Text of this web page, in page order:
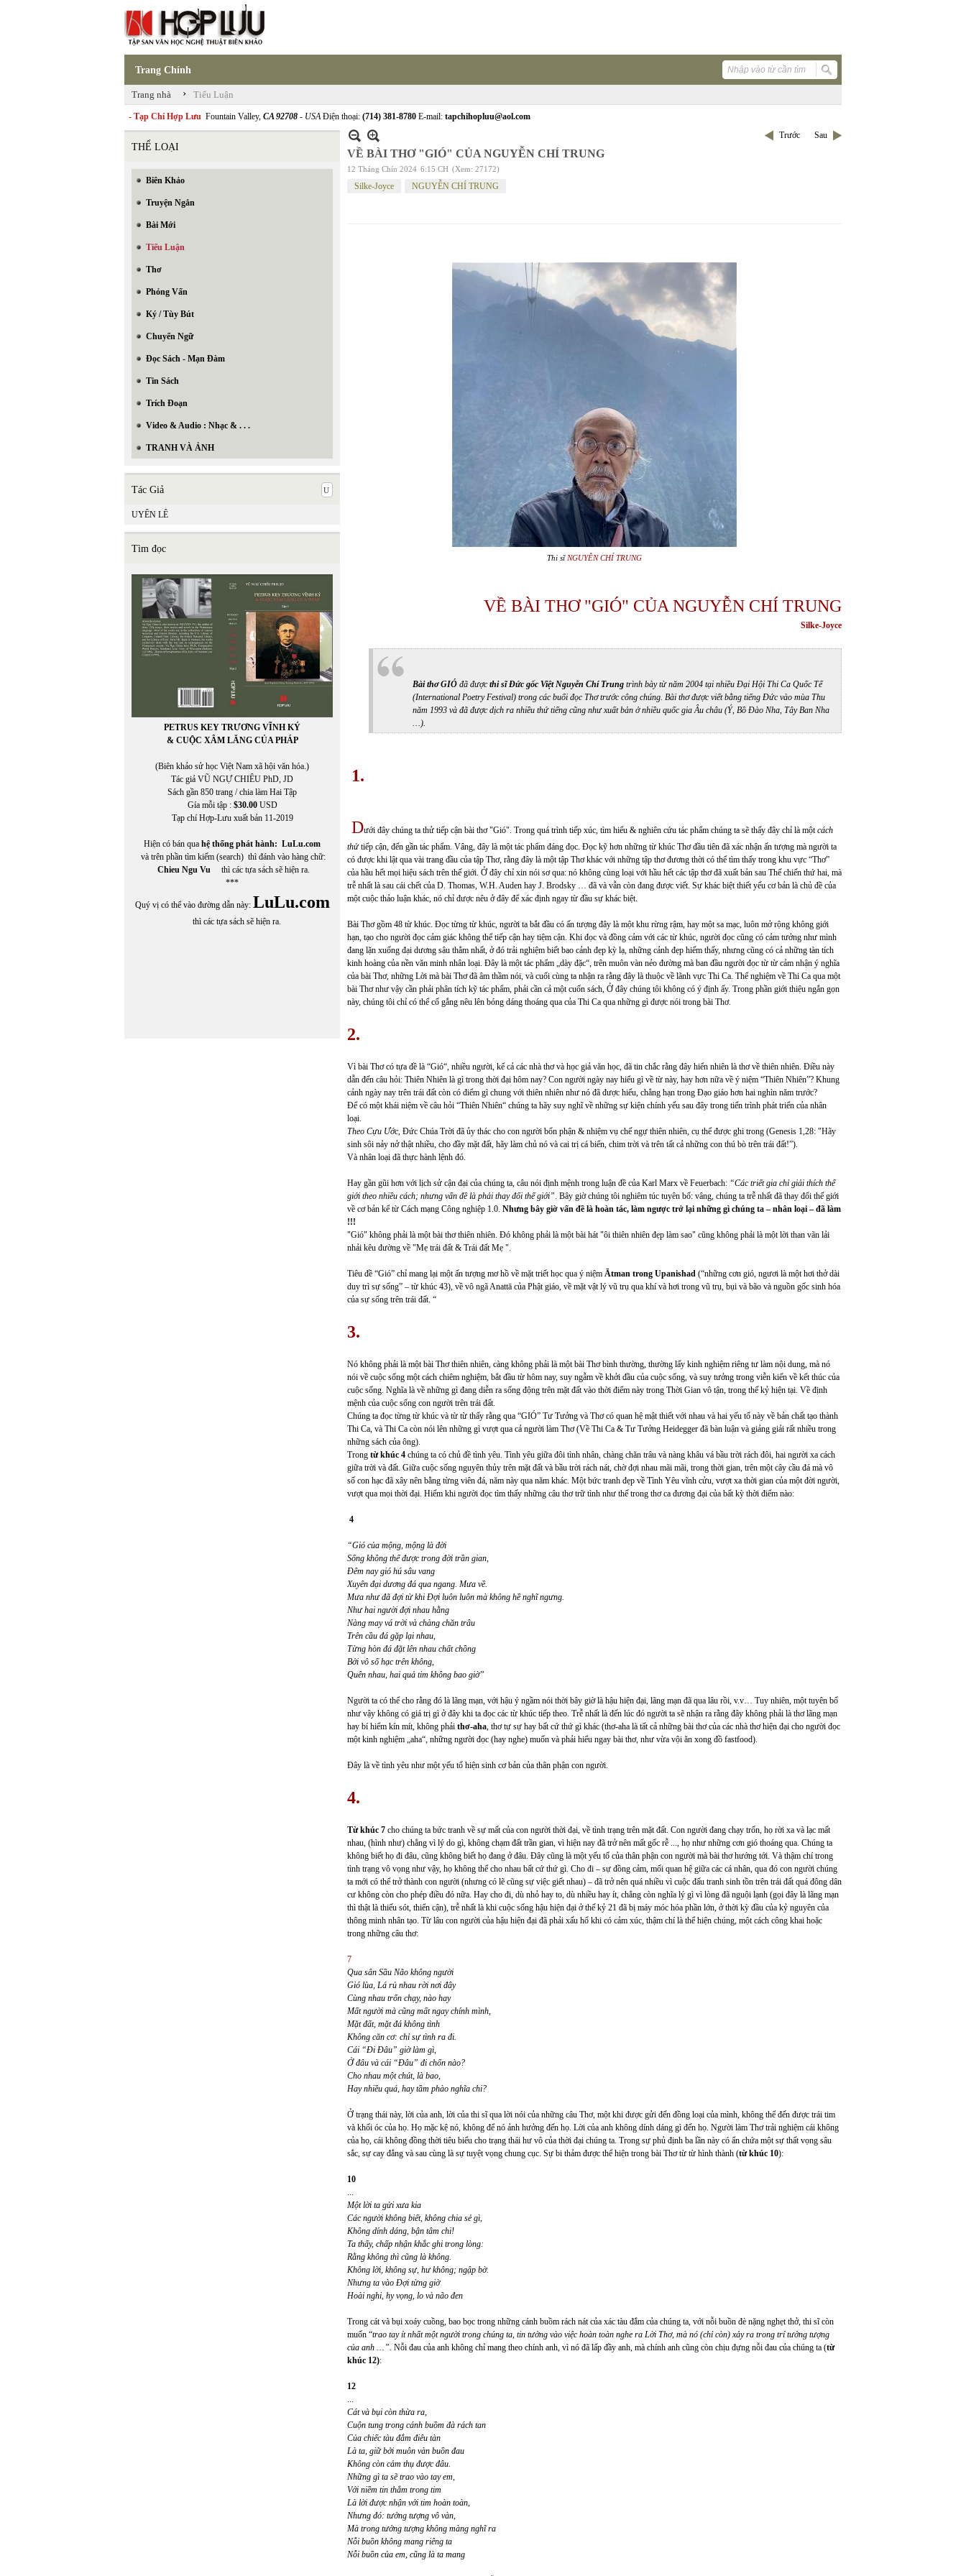
Trang Chính
Trang nhà › Tiểu Luận
- Tạp Chí Hợp Lưu Fountain Valley, CA 92708 - USAĐiện thoại: (714) 381-8780 E-mail: tapchihopluu@aol.com
THỂ LOẠI
Biên Khảo
Truyện Ngắn
Bài Mới
Tiểu Luận
Thơ
Phỏng Vấn
Ký / Tùy Bút
Chuyển Ngữ
Đọc Sách - Mạn Đàm
Tin Sách
Trích Đoạn
Video & Audio : Nhạc & . . .
TRANH VÀ ẢNH
Tác Giả
UYÊN LÊ
Tìm đọc
PETRUS KEY TRƯƠNG VĨNH KÝ
& CUỘC XÂM LĂNG CỦA PHÁP
(Biên khảo sử học Việt Nam xã hội văn hóa.)
Tác giả VŨ NGỰ CHIÊU PhD, JD
Sách gần 850 trang / chia làm Hai Tập
Gía mỗi tập : $30.00USD
Tạp chí Hợp-Lưu xuất bản 11-2019
Hiện có bán qua hệ thống phát hành: LuLu.com
và trên phần tìm kiếm (search) thì đánh vào hàng chữ:
Chieu Ngu Vu thì các tựa sách sẽ hiện ra.
***
Quý vị có thể vào đường dẫn này: LuLu.com
thì các tựa sách sẽ hiện ra.
Trước Sau
VỀ BÀI THƠ "GIÓ" CỦA NGUYỄN CHÍ TRUNG
12 Tháng Chín 2024 6:15 CH (Xem: 27172)
Silke-Joyce NGUYỄN CHÍ TRUNG
Thi sĩ NGUYỄN CHÍ TRUNG
VỀ BÀI THƠ "GIÓ" CỦA NGUYỄN CHÍ TRUNG
Silke-Joyce
Bài thơ GIÓ đã đượcthi sĩ Đức gốc Việt Nguyễn Chí Trung trình bày từ năm 2004 tại nhiều Đại Hội Thi Ca Quốc Tế
(International Poetry Festival) trong các buổi đọc Thơ trước công chúng. Bài thơ được viết bằng tiếng Đức vào mùa Thu
năm 1993 và đã được dịch ra nhiều thứ tiếng cũng như xuất bản ở nhiều quốc gia Âu châu (Ý, Bồ Đào Nha, Tây Ban Nha
…).
1.
Dưới đây chúng ta thử tiếp cận bài thơ "Gió". Trong quá trình tiếp xúc, tìm hiểu & nghiên cứu tác phẩm chúng ta sẽ thấy đây chỉ là mộtcách
thửtiếp cận, đến gần tác phẩm. Vâng, đây là một tác phẩm đáng đọc. Đọc kỹ hơn những từ khúc Thơ đầu tiên đã xác nhận ấn tượng mà người ta
có được khi lật qua vài trang đầu của tập Thơ, rằng đây là một tập Thơ khác với những tập thơ đương thời có thể tìm thấy trong khu vực “Thơ”
của hầu hết mọi hiệu sách trên thế giới. Ở đây chỉ xin nói sơ qua: nó không cùng loại với hầu hết các tập thơ đã xuất bản sau Thế chiến thứ hai, mà
trễ nhất là sau cái chết của D. Thomas, W.H. Auden hay J. Brodsky … đã và vẫn còn đang được viết. Sự khác biệt thiết yếu cơ bản là chủ đề của
một cuộc thảo luận khác, nó chỉ được nêu ở đây để xác định ngay từ đầu sự khác biệt.
Bài Thơ gồm 48 từ khúc. Đọc từng từ khúc, người ta bắt đầu có ấn tượng đây là một khu rừng rậm, hay một sa mạc, luôn mở rộng không giới
hạn, tạo cho người đọc cảm giác không thể tiếp cận hay tiệm cận. Khi đọc và đồng cảm với các từ khúc, người đọc cũng có cảm tưởng như mình
đang lặn xuống đại dương sâu thẳm nhất, ở đó trải nghiệm biết bao cảnh đẹp kỳ lạ, những cảnh đẹp hiếm thấy, nhưng cũng có cả những tàn tích
kinh hoàng của nền văn minh nhân loại. Đây là một tác phẩm „dày đặc“, trên muôn vàn nẻo đường mà ban đầu người đọc từ từ cảm nhận ý nghĩa
của bài Thơ, những Lời mà bài Thơ đã âm thầm nói, và cuối cùng ta nhận ra rằng đây là thuộc về lãnh vực Thi Ca. Thể nghiệm về Thi Ca qua một
bài Thơ như vậy cần phải phân tích kỹ tác phẩm, phải cần cả một cuốn sách, Ở đây chúng tôi không có ý định ấy. Trong phần giới thiệu ngắn gọn
này, chúng tôi chỉ có thể cố gắng nêu lên bóng dáng thoáng qua của Thi Ca qua những gì được nói trong bài Thơ.
2.
Vì bài Thơ có tựa đề là “Gió“, nhiều người, kể cả các nhà thơ và học giả văn học, đã tin chắc rằng đây hiển nhiên là thơ về thiên nhiên. Điều này
dẫn đến câu hỏi: Thiên Nhiên là gì trong thời đại hôm nay? Con người ngày nay hiểu gì về từ này, hay hơn nữa về ý niệm “Thiên Nhiên”? Khung
cảnh ngày nay trên trái đất còn có điểm gì chung với thiên nhiên như nó đã được hiểu, chẳng hạn trong Đạo giáo hơn hai nghìn năm trước?
Để có một khái niệm về câu hỏi “Thiên Nhiên“ chúng ta hãy suy nghĩ về những sự kiện chính yếu sau đây trong tiến trình phát triển của nhân
loại.
Theo Cựu Ước, Đức Chúa Trời đã ủy thác cho con người bổn phận & nhiệm vụ chế ngự thiên nhiên, cụ thể được ghi trong (Genesis 1,28: "Hãy
sinh sôi nảy nở thật nhiều, cho đầy mặt đất, hãy làm chủ nó và cai trị cá biển, chim trời và trên tất cả những con thú bò trên trái đất!”).
Và nhân loại đã thực hành lệnh đó.
Hay gần gũi hơn với lịch sử cận đại của chúng ta, câu nói định mệnh trong luận đề của Karl Marx về Feuerbach: “Các triết gia chỉ giải thích thế
giới theo nhiều cách; nhưng vấn đề là phải thay đổi thế giới”. Bây giờ chúng tôi nghiêm túc tuyên bố: vâng, chúng ta trễ nhất đã thay đổi thế giới
về cơ bản kể từ Cách mạng Công nghiệp 1.0. Nhưng bây giờ vấn đề là hoàn tác, làm ngược trở lại những gì chúng ta – nhân loại – đã làm
!!!
"Gió" không phải là một bài thơ thiên nhiên. Đó không phải là một bài hát "ôi thiên nhiên đẹp làm sao" cũng không phải là một lời than vãn lải
nhải kêu đường về "Mẹ trái đất & Trái đất Mẹ ".
Tiêu đề “Gió” chỉ mang lại một ấn tượng mơ hồ về mặt triết học qua ý niệm Ātman trong Upanishad (“những cơn gió, ngươi là một hơi thở dài
duy trì sự sống” – từ khúc 43), về vô ngã Anattā của Phật giáo, về mặt vật lý vũ trụ qua khí và hơi trong vũ trụ, bụi và bão và nguồn gốc sinh hóa
của sự sống trên trái đất. “
3.
Nó không phải là một bài Thơ thiên nhiên, càng không phải là một bài Thơ bình thường, thường lấy kinh nghiệm riêng tư làm nội dung, mà nó
nói về cuộc sống một cách chiêm nghiệm, bắt đầu từ hôm nay, suy ngẫm về khởi đầu của cuộc sống, và suy tưởng trong viễn kiến về kết thúc của
cuộc sống. Nghĩa là về những gì đang diễn ra sống động trên mặt đất vào thời điểm này trong Thời Gian vô tận, trong thế kỷ hiện tại. Về định
mệnh của cuộc sống con người trên trái đất.
Chúng ta đọc từng từ khúc và từ từ thấy rằng qua “GIÓ” Tư Tưởng và Thơ có quan hệ mật thiết với nhau và hai yếu tố này về bản chất tạo thành
Thi Ca, và Thi Ca còn nói lên những gì vượt qua cả người làm Thơ (Về Thi Ca & Tư Tưởng Heidegger đã bàn luận và giảng giải rất nhiều trong
những sách của ông).
Trong từ khúc 4 chúng ta có chủ đề tình yêu. Tình yêu giữa đôi tình nhân, chàng chăn trâu và nàng khâu vá bầu trời rách đôi, hai người xa cách
giữa trời và đất. Giữa cuộc sống nguyên thủy trên mặt đất và bầu trời rách nát, chờ đợi nhau mãi mãi, trong thời gian, trên một cây cầu đá mà vô
số con hạc đã xây nên bằng từng viên đá, năm này qua năm khác. Một bức tranh đẹp về Tình Yêu vĩnh cửu, vượt xa thời gian của một đời người,
vượt qua mọi thời đại. Hiếm khi người đọc tìm thấy những câu thơ trữ tình như thế trong thơ ca đương đại của bất kỳ thời điểm nào:
4
“Gió của mộng, mộng là đời
Sống không thể được trong đời trần gian,
Đêm nay gió hú sâu vang
Xuyên đại dương đá qua ngang. Mưa về.
Mưa như đã đợi từ khi Đợi luôn luôn mà không hề nghĩ ngưng.
Như hai người đợi nhau hằng
Nàng may vá trời và chàng chăn trâu
Trên cầu đá gặp lại nhau,
Từng hòn đá đặt lên nhau chất chồng
Bởi vô số hạc trên không,
Quên nhau, hai quả tim không bao giờ”
Người ta có thể cho rằng đó là lãng mạn, với hậu ý ngầm nói thời bây giờ là hậu hiện đại, lãng mạn đã qua lâu rồi, v.v… Tuy nhiên, một tuyên bố
như vậy không có giá trị gì ở đây khi ta đọc các từ khúc tiếp theo. Trễ nhất là đến lúc đó người ta sẽ nhận ra rằng đây không phải là thơ lãng mạn
hay bí hiểm kín mít, không phải thơ-aha, thơ tự sự hay bất cứ thứ gì khác (thơ-aha là tất cả những bài thơ của các nhà thơ hiện đại cho người đọc
một kinh nghiệm „aha“, những người đọc (hay nghe) muốn và phải hiểu ngay bài thơ, như vừa vội ăn xong đồ fastfood).
Đây là về tình yêu như một yếu tố hiện sinh cơ bản của thân phận con người.
4.
Từ khúc 7 cho chúng ta bức tranh về sự mất của con người thời đại, về tình trạng trên mặt đất. Con người đang chạy trốn, họ rời xa và lạc mất
nhau, (hình như) chẳng vì lý do gì, không chạm đất trần gian, vì hiện nay đã trở nên mất gốc rễ ..., họ như những cơn gió thoáng qua. Chúng ta
không biết họ đi đâu, cũng không biết họ đang ở đâu. Đây cũng là một yếu tố của thân phận con người mà bài thơ hướng tới. Và thậm chí trong
tình trạng vô vọng như vậy, họ không thể cho nhau bất cứ thứ gì. Cho đi – sự đồng cảm, mối quan hệ giữa các cá nhân, qua đó con người chúng
ta mới có thể trở thành con người (nhưng có lẽ cũng sự việc giết nhau) – đã trở nên quá nhiều vì cuộc đấu tranh sinh tồn trên trái đất quá đông dân
cư không còn cho phép điều đó nữa. Hay cho đi, dù nhỏ hay to, dù nhiều hay ít, chẳng còn nghĩa lý gì vì lòng đã nguội lạnh (gọi đây là lãng mạn
thì thật là thiếu sót, thiển cận), trễ nhất là khi cuộc sống hậu hiện đại ở thế kỷ 21 đã bị máy móc hóa phần lớn, ở thời kỳ đầu của kỷ nguyên của
thông minh nhân tạo. Từ lâu con người của hậu hiện đại đã phải xấu hổ khi có cảm xúc, thậm chí là thể hiện chúng, một cách công khai hoặc
trong những câu thơ:
7
Qua sân Sầu Não không người
Gió lùa, Lá rủ nhau rời nơi đây
Cùng nhau trốn chạy, nào hay
Mất người mà cũng mất ngay chính mình,
Mặt đất, mặt đá không tình
Không căn cơ: chỉ sự tình ra đi.
Cái “Đi Đâu” giờ làm gì,
Ở đâu và cái “Đâu” đi chốn nào?
Cho nhau một chút, là bao,
Hay nhiều quá, hay tầm phào nghĩa chi?
Ở trạng thái này, lời của anh, lời của thi sĩ qua lời nói của những câu Thơ, một khi được gửi đến đồng loại của mình, không thể đến được trái tim
và khối óc của họ. Họ mặc kệ nó, không để nó ảnh hưởng đến họ. Lời của anh không dính dáng gì đến họ. Người làm Thơ trải nghiệm cái không
của họ, cái không đồng thời tiêu biểu cho trạng thái hư vô của thời đại chúng ta. Trong sự phủ định ba lần này có ẩn chứa một sự thất vọng sâu
sắc, sự cay đắng và sau cùng là sự tuyệt vọng chung cục. Sự bi thảm được thể hiện trong bài Thơ từ từ hình thành (từ khúc 10):
10
...
Một lời ta gửi xưa kia
Các người không biết, không chia sẻ gì,
Không dính dáng, bận tâm chi!
Ta thấy, chấp nhận khắc ghi trong lòng:
Rằng không thì cũng là không.
Không lời, không sự, hư không; ngập bờ.
Nhưng ta vào Đợi từng giờ
Hoài nghi, hy vọng, lo và não đen
Trong cát và bụi xoáy cuồng, bao bọc trong những cánh buồm rách nát của xác tàu đắm của chúng ta, với nỗi buồn đè nặng nghẹt thở, thi sĩ còn
muốn “trao tay ít nhất một người trong chúng ta, tin tưởng vào việc hoàn toàn nghe ra Lời Thơ, mà nó (chỉ còn) xảy ra trong trí tưởng tượng
của anh …”. Nỗi đau của anh không chỉ mang theo chính anh, vì nó đã lấp đầy anh, mà chính anh cũng còn chịu đựng nỗi đau của chúng ta (từ
khúc 12):
12
...
Cát và bụi còn thừa ra,
Cuộn tung trong cánh buồm đà rách tan
Của chiếc tàu đắm điêu tàn
Là ta, giữ bởi muôn vàn buồn đau
Không còn cảm thụ được đâu.
Những gì ta sẽ trao vào tay em,
Với niềm tin thẳm trong tim
Là lời được nhận với tim hoàn toàn,
Nhưng đó: tưởng tượng vô vàn,
Mà trong tưởng tượng không màng nghĩ ra
Nỗi buồn không mang riêng ta
Nỗi buồn của em, cũng là ta mang